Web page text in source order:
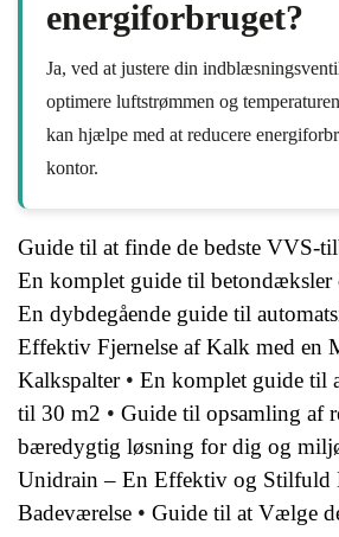
energiforbruget?
Ja, ved at justere din
optimere luftstrømmen og
kan hjælpe med at reducere
kontor.
Guide til at finde de bedste VVS-
En komplet guide til
En dybdegående guide til
Effektiv Fjernelse af Kalk med en
Kalkspalter• En komplet guide til
til 30 m2 • Guide til opsamling af
bæredygtig løsning for dig og
Unidrain – En Effektiv og
Badeværelse • Guide til at Vælge